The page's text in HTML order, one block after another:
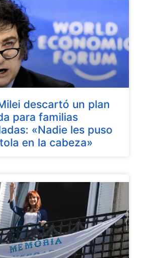
descartó un plan
para familias
«Nadie les puso
en la cabeza»